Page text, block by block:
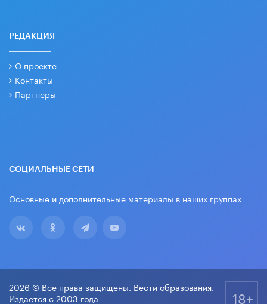
РЕДАКЦИЯ
О проекте
Контакты
Партнеры
СОЦИАЛЬНЫЕ СЕТИ
Основные и дополнительные материалы в наших группах
2026 © Все права защищены. Вести образования.
Издается с 2003 года
18+